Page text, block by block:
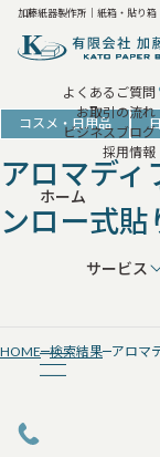
加藤紙器製作所｜紙箱・貼り
よくあるご質問
お取引の流れ
ビジネスブログ
採用情報
ホーム
サービス
コスメ・日用品
アロマディ
ンロー式貼
HOME 検索結果 アロマ